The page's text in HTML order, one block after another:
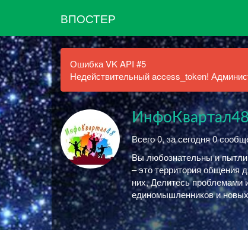
ВПОСТЕР
Ошибка VK API #5
Недействительный access_token!
Всего 0, за сегодня 0
Вы любознательны и
– это территория общения
них, Делитесь проблемами
единомышленников и